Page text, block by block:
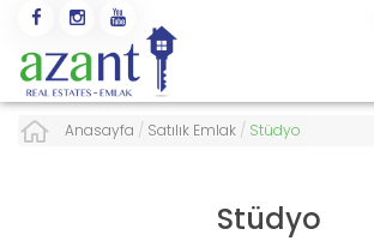
Anasayfa / Satılık Emlak / Stüdyo
Stüdyo